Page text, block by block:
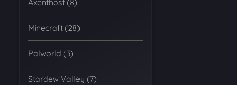
Axenthost (8)
Minecraft (28)
Palworld (3)
Stardew Valley (7)